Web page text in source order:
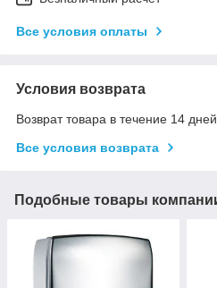
Все условия оплаты
Условия возврата
Возврат товара в течение 14
Все условия возврата
Подобные товары